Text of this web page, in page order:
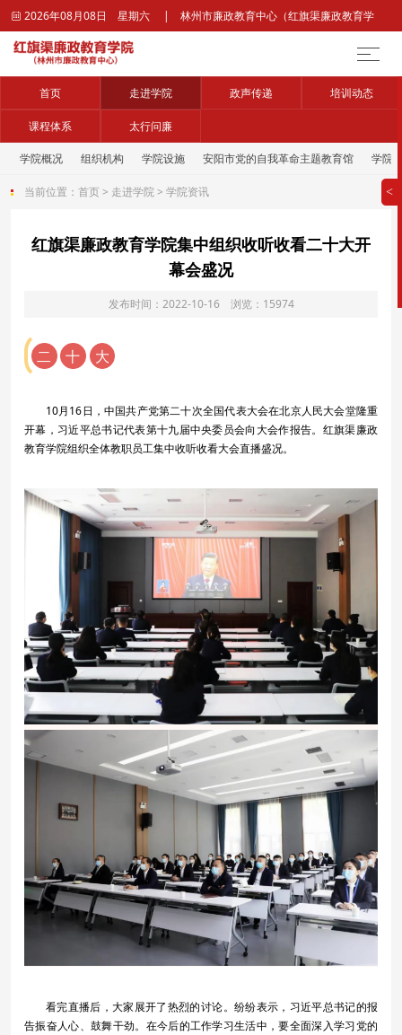
 2026年08月08日 星期六 | 林州市廉政教育中心（红旗渠廉政教育学
院）官网
首页 走进学院 政声传递 培训动态
课程体系 太行问廉
学院概况 组织机构 学院设施 安阳市党的自我革命主题教育馆 学院
当前位置： 首页> 走进学院> 学院资讯
红旗渠廉政教育学院集中组织收听收看二十大开
幕会盛况
发布时间：2022-10-16 浏览：15974
二 十 大
10月16日，中国共产党第二十次全国代表大会在北京人民大会堂隆重
开幕，习近平总书记代表第十九届中央委员会向大会作报告。红旗渠廉政
教育学院组织全体教职员工集中收听收看大会直播盛况。
看完直播后，大家展开了热烈的讨论。纷纷表示，习近平总书记的报
告振奋人心、鼓舞干劲。在今后的工作学习生活中，要全面深入学习党的
>